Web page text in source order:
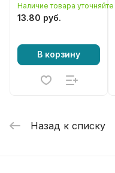
Наличие товара уточняйте
13.80 руб.
В корзину
Назад к списку